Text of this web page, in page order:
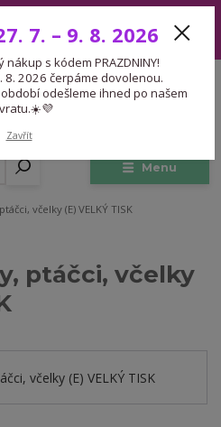
Objednávky přijaté v tomto období
našem návratu.☀️💜
Menu
CZK
13:45
včelky (E) VELKÝ TISK
ptáčci, včelky
7. – 9. 8. 2026
s kódem PRAZDNINY!
8. 2026 čerpáme dovolenou.
odešleme ihned po našem
Zavřít